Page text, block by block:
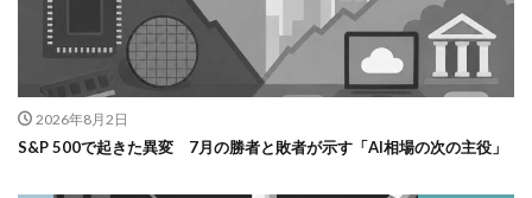
2026年8月2日
S&P 500で起きた異変 7月の勝者と敗者が示す「AI相場の次の主役」